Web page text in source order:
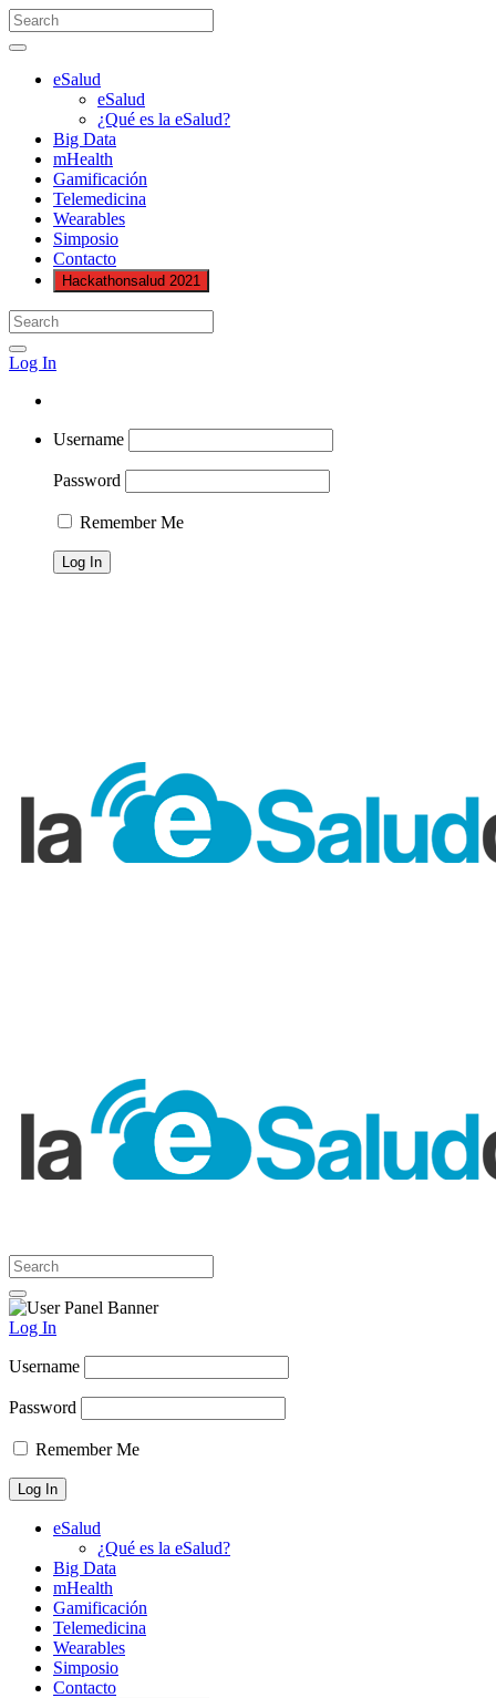
eSalud
eSalud
¿Qué es la eSalud?
Big Data
mHealth
Gamificación
Telemedicina
Wearables
Simposio
Contacto
Hackathonsalud 2021
Log In
Username
Password
Remember Me
Log In
Username
Password
Remember Me
eSalud
¿Qué es la eSalud?
Big Data
mHealth
Gamificación
Telemedicina
Wearables
Simposio
Contacto